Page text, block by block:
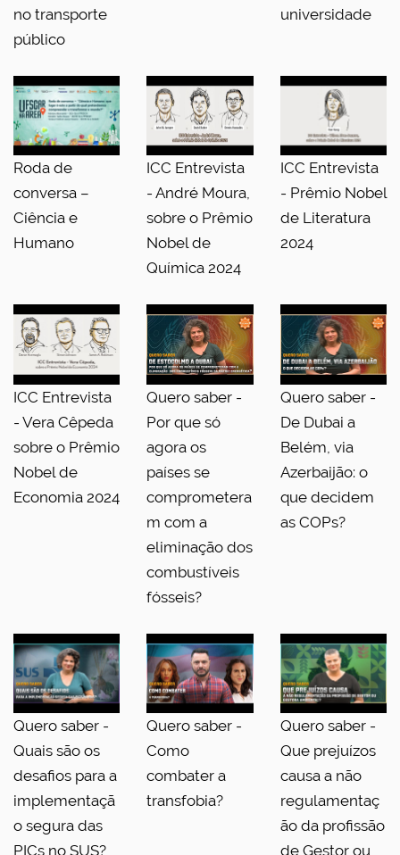
no transporte
público
universidade
Roda de
conversa –
Ciência e
Humano
ICC Entrevista
- André Moura,
sobre o Prêmio
Nobel de
Química 2024
ICC Entrevista
- Prêmio Nobel
de Literatura
2024
ICC Entrevista
- Vera Cêpeda
sobre o Prêmio
Nobel de
Economia 2024
Quero saber -
Por que só
agora os
países se
comprometera
m com a
eliminação dos
combustíveis
fósseis?
Quero saber -
De Dubai a
Belém, via
Azerbaijão: o
que decidem
as COPs?
Quero saber -
Quais são os
desafios para a
implementaçã
o segura das
PICs no SUS?
Quero saber -
Como
combater a
transfobia?
Quero saber -
Que prejuízos
causa a não
regulamentaç
ão da profissão
de Gestor ou